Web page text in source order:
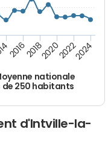
nationale
de 250 habitants
20162018202020222024
d'Intville-la-